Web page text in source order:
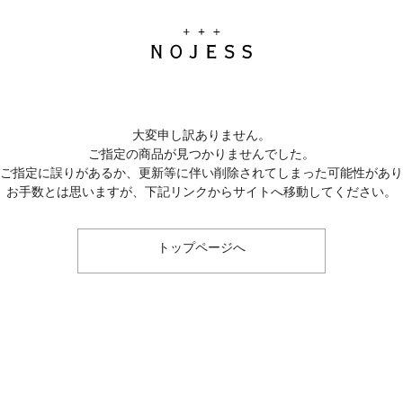
大変申し訳ありません。
ご指定の商品が見つかりませんでした。
指定に誤りがあるか、更新等に伴い削除されてしまった可能性があ
お手数とは思いますが、下記リンクからサイトへ移動してください。
トップページへ